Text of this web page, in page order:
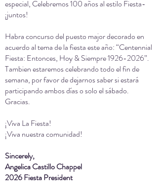
especial, Celebremos 100 años al estilo Fiesta-
¡juntos!
Habra concurso del puesto major decorado en
acuerdo al tema de la fiesta este año: “Centennial
Fiesta: Entonces, Hoy & Siempre1926-2026”.
Tambien estaremos celebrando todo el fin de
semana, por favor de dejarnos saber si estará
participando ambos días o solo el sábado.
Gracias.
¡Viva La Fiesta!
¡Viva nuestra comunidad!
Sincerely,
Angelica Castillo Chappel
2026 Fiesta President